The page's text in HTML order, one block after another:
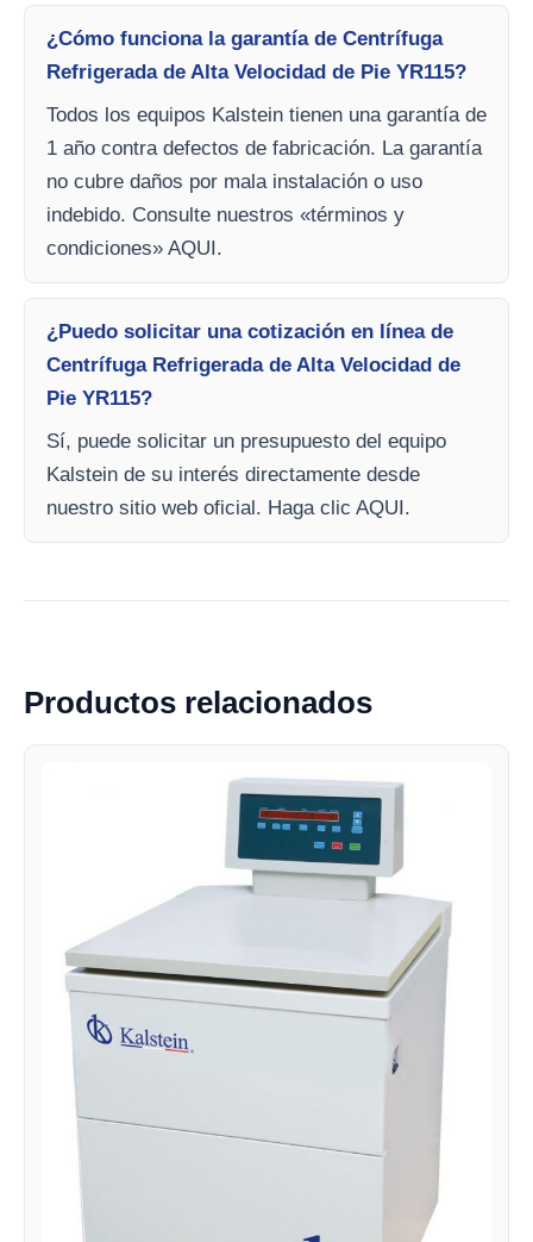
¿Cómo funciona la garantía de Centrífuga
Refrigerada de Alta Velocidad de Pie YR115?
Todos los equipos Kalstein tienen una garantía de
1 año contra defectos de fabricación. La garantía
no cubre daños por mala instalación o uso
indebido. Consulte nuestros «términos y
condiciones» AQUI.
¿Puedo solicitar una cotización en línea de
Centrífuga Refrigerada de Alta Velocidad de
Pie YR115?
Sí, puede solicitar un presupuesto del equipo
Kalstein de su interés directamente desde
nuestro sitio web oficial. Haga clic AQUI.
Productos relacionados